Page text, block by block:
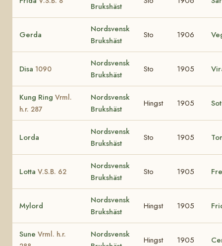
Brukshäst
Gerda
Nordsvensk
Brukshäst
Sto 1906
Disa 1090
Nordsvensk
Brukshäst
Sto 1905
Kung Ring Vrml.
h.r. 287
Nordsvensk
Brukshäst
Hingst 1905
Lorda
Nordsvensk
Brukshäst
Sto 1905
Lotta V.S.B. 62
Nordsvensk
Brukshäst
Sto 1905
Mylord
Nordsvensk
Brukshäst
Hingst 1905
Sune Vrml. h.r.
Nordsvensk
Hingst 1905